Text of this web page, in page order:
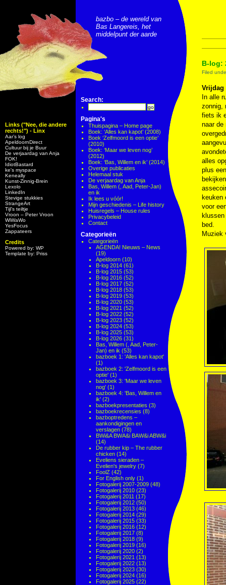
Links ("Nee, die andere
rechts!") - Linx
Aar’s log
ApeldoornDirect
Cultuur bij je Buur
De verjaardag van Anja
FOK!
IdiotBastard
ke's myspace
Keneally
Kunst-Zinnig-Brein
Lexolo
LinkedIn
Stevige stukkies
StrangeArt
Tijl’s teiltje
Vroon – Peter Vroon
WiWaWo
YesFocus
Zappateers
Credits
Powered by: WP
Template by: Priss
bazbo – de wereld van
Bas Langereis, het
middelpunt der aarde
Search:
Pagina's
Thuispagina – Home page
Boek: ‘Alles kan kapot’ (2008)
Boek ‘Zelfmoord is een optie’
(2010)
Boek: ‘Maar we leven nog’
(2012)
Boek: ‘Bas, Willem en ik’ (2014)
Overige publicaties
Helemaal stuk
De verjaardag van Anja
Bas, Willem (, Aad, Peter-Jan)
en ik
Ik lees u vóór!
Mijn geschiedenis – Life history
Huisregels – House rules
Privacybeleid
Contact
Categorieën
Categorieën
AGENDA! Nieuws – News
(19)
Apeldoorn (10)
B-log 2014 (61)
B-log 2015 (53)
B-log 2016 (52)
B-log 2017 (52)
B-log 2018 (53)
B-log 2019 (53)
B-log 2020 (53)
B-log 2021 (52)
B-log 2022 (52)
B-log 2023 (52)
B-log 2024 (53)
B-log 2025 (53)
B-log 2026 (31)
Bas, Willem (, Aad, Peter-
Jan) en ik (53)
bazboek 1: 'Alles kan kapot'
(1)
bazboek 2: 'Zelfmoord is een
optie' (1)
bazboek 3: 'Maar we leven
nog' (1)
bazboek 4: 'Bas, Willem en
ik' (2)
bazboekpresentaties (3)
bazboekrecensies (8)
bazboptredens –
aankondigingen en
verslagen (78)
BWi&A BWA&i BAW&i ABW&i
(14)
De rubber kip – The rubber
chicken (14)
Eveliens sieraden –
Evelien's jewelry (7)
FoolZ (42)
For English only (1)
Fotogalerij 2007-2009 (48)
Fotogalerij 2010 (23)
Fotogalerij 2011 (17)
Fotogalerij 2012 (50)
Fotogalerij 2013 (46)
Fotogalerij 2014 (29)
Fotogalerij 2015 (33)
Fotogalerij 2016 (12)
Fotogalerij 2017 (8)
Fotogalerij 2018 (9)
Fotogalerij 2019 (16)
Fotogalerij 2020 (2)
Fotogalerij 2021 (13)
Fotogalerij 2022 (13)
Fotogalerij 2023 (30)
Fotogalerij 2024 (16)
Fotogalerij 2025 (22)
B-log:
Filed
Vrijdag
In alle
zonnig,
fiets ik
naar de
alles
plus
keuken
voor
bed.
Muziek